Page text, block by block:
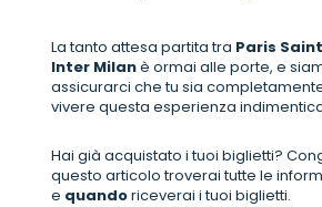
La tanto attesa partita tra Paris
Inter Milanè ormai alle porte, e
assicurarci che tu sia
vivere questa esperienza
Hai già acquistato i tuoi biglietti?
questo articolo troverai tutte le
e quandoriceverai i tuoi biglietti.